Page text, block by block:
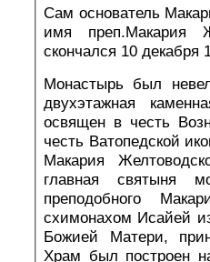
Сам основатель
имя преп.Макария
скончался 10 декабря
Монастырь был
двухэтажная
освящен в честь
честь Ватопедской
Макария
главная святыня
преподобного
схимонахом Исайей
Божией Матери,
Храм был построен